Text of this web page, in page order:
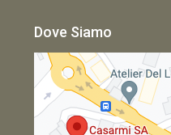
Dove Siamo